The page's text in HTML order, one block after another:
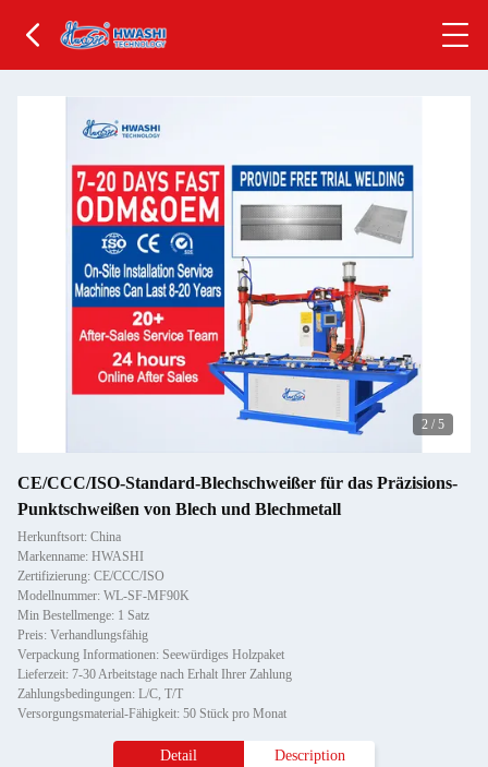
2 / 5
CE/CCC/ISO-Standard-Blechschweißer für das Präzisions-
Punktschweißen von Blech und Blechmetall
Herkunftsort: China
Markenname: HWASHI
Zertifizierung: CE/CCC/ISO
Modellnummer: WL-SF-MF90K
Min Bestellmenge: 1 Satz
Preis: Verhandlungsfähig
Verpackung Informationen: Seewürdiges Holzpaket
Lieferzeit: 7-30 Arbeitstage nach Erhalt Ihrer Zahlung
Zahlungsbedingungen: L/C, T/T
Versorgungsmaterial-Fähigkeit: 50 Stück pro Monat
Detail Description